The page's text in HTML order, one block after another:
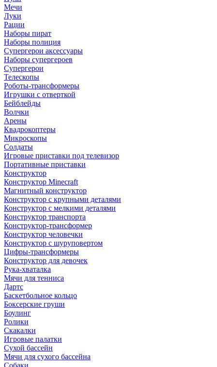
Мечи
Луки
Рации
Наборы пират
Наборы полиция
Супергерои аксессуары
Наборы супергероев
Супергерои
Телескопы
Роботы-трансформеры
Игрушки с отверткой
Бейблейды
Волчки
Арены
Квадрокоптеры
Микроскопы
Солдаты
Игровые приставки под телевизор
Портативные приставки
Конструктор
Конструктор Minecraft
Магнитный конструктор
Конструктор с крупными деталями
Конструктор с мелкими деталями
Конструктор транспорта
Конструктор-трансформер
Конструктор человечки
Конструктор с шуруповертом
Цифры-трансформеры
Конструктор для девочек
Рука-хваталка
Мячи для тенниса
Дартс
Баскетбольное кольцо
Боксерские груши
Боулинг
Ролики
Скакалки
Игровые палатки
Сухой бассейн
Мячи для сухого бассейна
Собаки